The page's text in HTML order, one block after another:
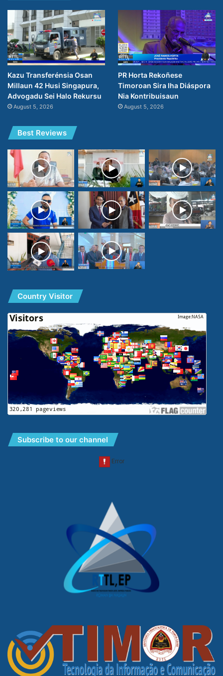
Kazu Transferénsia Osan
Millaun 42 Husi Singapura,
Advogadu Sei Halo Rekursu
August 5, 2026
PR Horta Rekoñese
Timoroan Sira Iha Diáspora
Nia Kontribuisaun
August 5, 2026
Best Reviews
Country Visitor
Subscribe to our channel